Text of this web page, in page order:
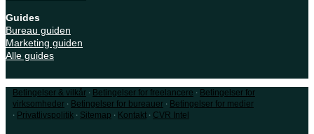
Guides
Bureau guiden
Marketing guiden
Alle guides
Betingelser & vilkår · Betingelser for freelancere · Betingelser for
virksomheder · Betingelser for bureauer · Betingelser for medier
· Privatlivspolitik · Sitemap · Kontakt · CVR Intel